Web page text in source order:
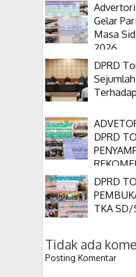
Gelar
Masa
2026
DPRD
DPRD
DPRD
TKA SD/
Tidak ada
Posting Komentar